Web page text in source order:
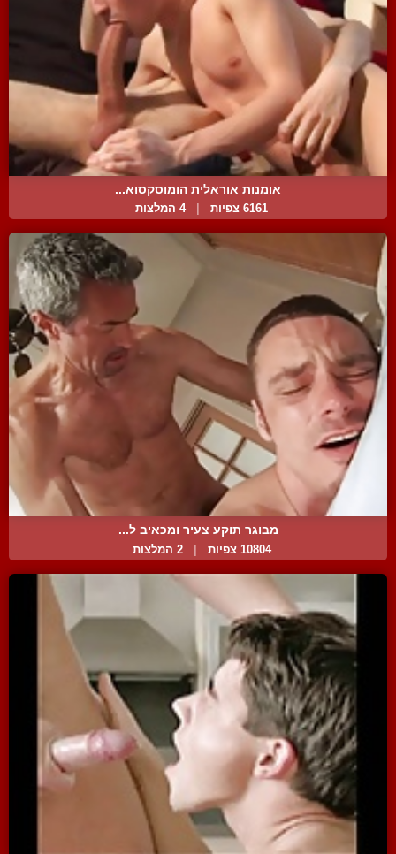
אומנות אוראלית הומוסקסוא...
6161 צפיות 4 המלצות
מבוגר תוקע צעיר ומכאיב ל...
10804 צפיות 2 המלצות